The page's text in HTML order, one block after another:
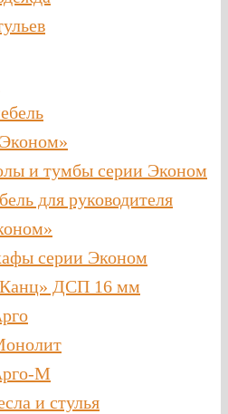
и тумбы серии Эконом
для руководителя
серии Эконом
ДСП 16 мм
М
и стулья